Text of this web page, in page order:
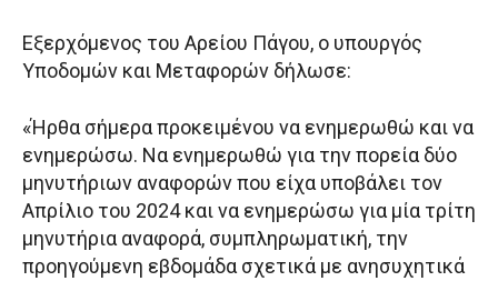
Εξερχόμενος του Αρείου Πάγου, ο υπουργός
Υποδομών και Μεταφορών δήλωσε:
«Ήρθα σήμερα προκειμένου να ενημερωθώ και να
ενημερώσω. Να ενημερωθώ για την πορεία δύο
μηνυτήριων αναφορών που είχα υποβάλει τον
Απρίλιο του 2024 και να ενημερώσω για μία τρίτη
μηνυτήρια αναφορά, συμπληρωματική, την
προηγούμενη εβδομάδα σχετικά με ανησυχητικά